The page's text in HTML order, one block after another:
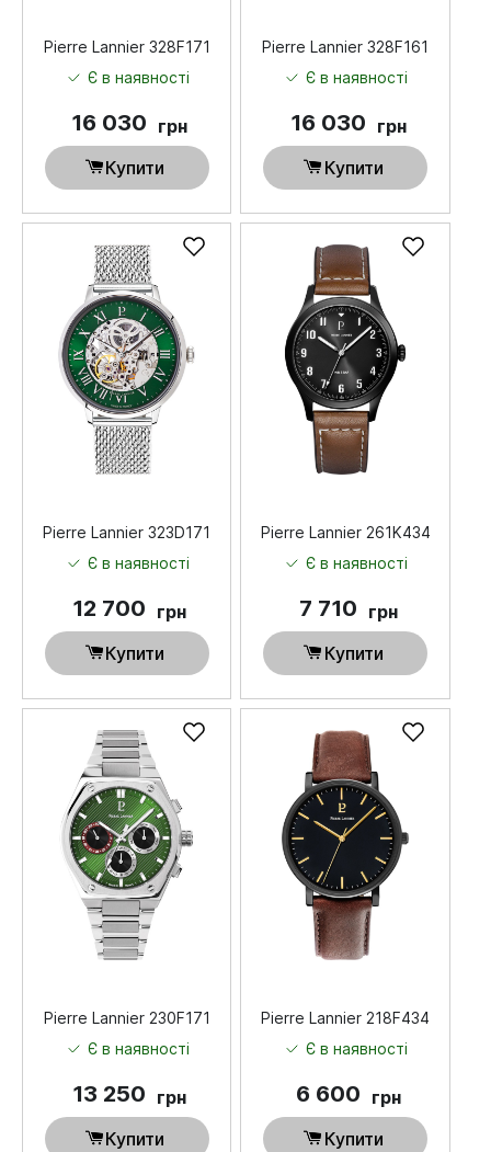
Pierre Lannier 328F171
Є в наявності
16 030 грн
Купити
Pierre Lannier 328F161
Є в наявності
16 030 грн
Купити
Pierre Lannier 323D171
Є в наявності
12 700 грн
Купити
Pierre Lannier 261K434
Є в наявності
7 710 грн
Купити
Pierre Lannier 230F171
Є в наявності
13 250 грн
Купити
Pierre Lannier 218F434
Є в наявності
6 600 грн
Купити